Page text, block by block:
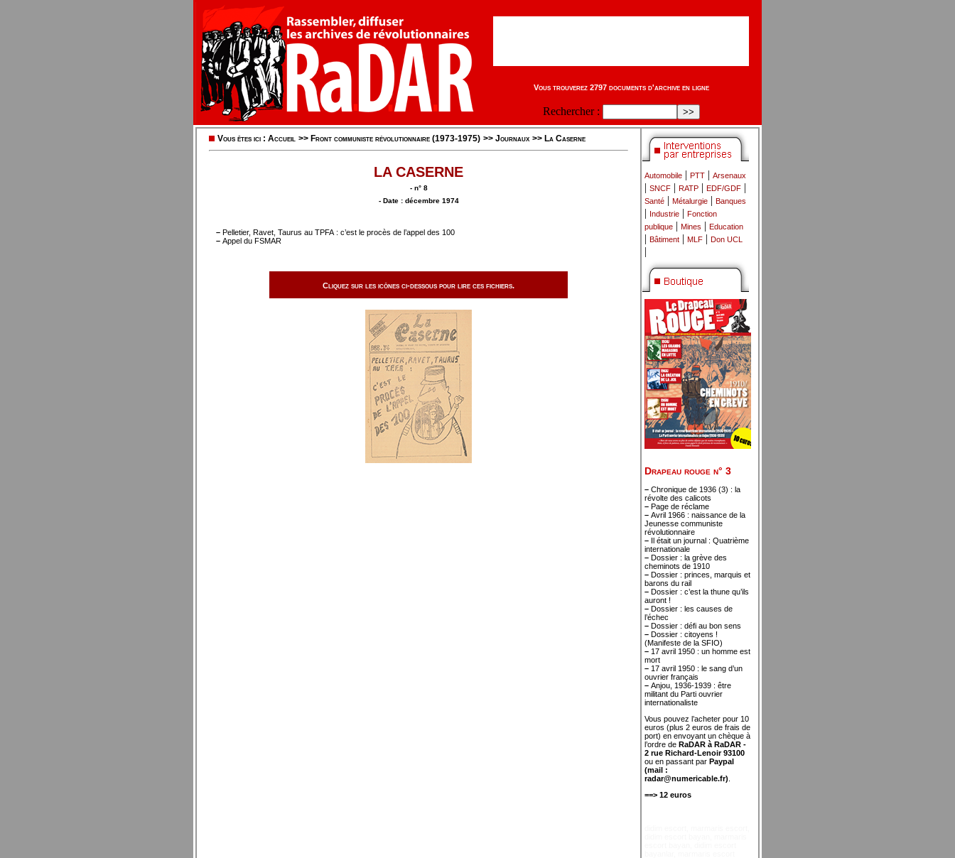
Vous trouverez 2797 documents d'archive en ligne
Rechercher :
Vous êtes ici : Accueil >> Front communiste révolutionnaire (1973-1975) >> Journaux >> La Caserne
LA CASERNE
- n° 8
- Date : décembre 1974
– Pelletier, Ravet, Taurus au TPFA : c’est le procès de l’appel des 100
– Appel du FSMAR
Cliquez sur les icônes ci-dessous pour lire ces fichiers.
Automobile | PTT | Arsenaux
| SNCF | RATP | EDF/GDF |
Santé | Métalurgie | Banques
| Industrie | Fonction
publique | Mines | Education
| Bâtiment | MLF | Don UCL
|
Drapeau rouge n° 3
– Chronique de 1936 (3) : la
révolte des calicots
– Page de réclame
– Avril 1966 : naissance de la
Jeunesse communiste
révolutionnaire
– Il était un journal : Quatrième
internationale
– Dossier : la grève des
cheminots de 1910
– Dossier : princes, marquis et
barons du rail
– Dossier : c’est la thune qu’ils
auront !
– Dossier : les causes de
l’échec
– Dossier : défi au bon sens
– Dossier : citoyens !
(Manifeste de la SFIO)
– 17 avril 1950 : un homme est
mort
– 17 avril 1950 : le sang d’un
ouvrier français
– Anjou, 1936-1939 : être
militant du Parti ouvrier
internationaliste
Vous pouvez l’acheter pour 10
euros (plus 2 euros de frais de
port) en envoyant un chèque à
l’ordre de RaDAR à RaDAR -
2 rue Richard-Lenoir 93100
ou en passant par Paypal
(mail :
radar@numericable.fr)
==> 12 euros